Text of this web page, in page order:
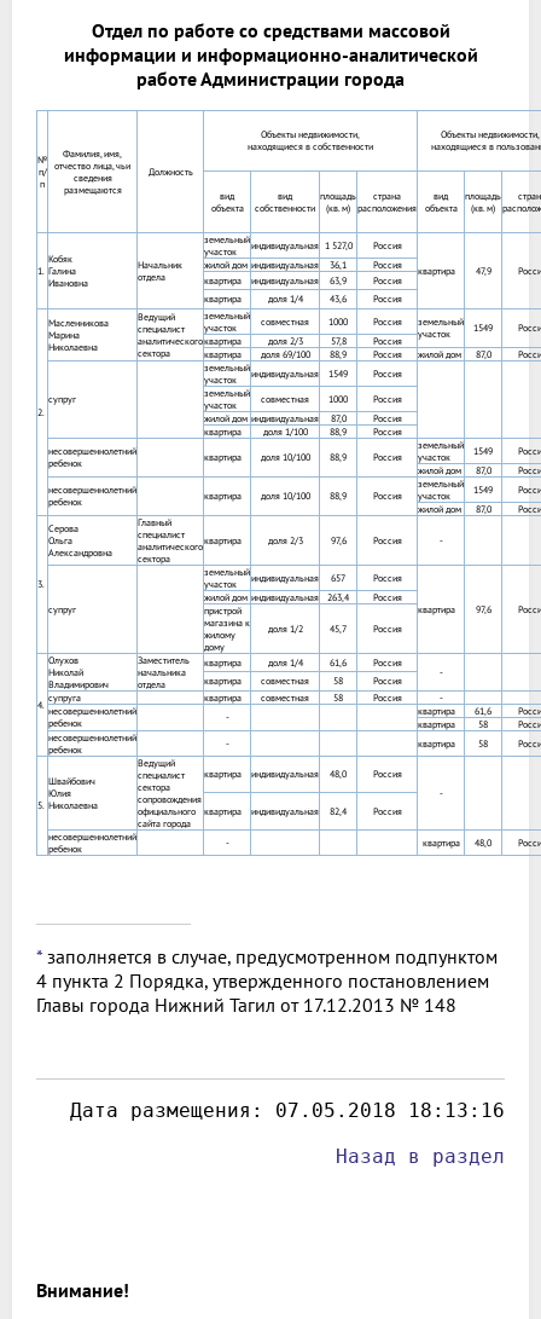
Отдел по работе со средствами массовой
информации и информационно-аналитической
работе Администрации города
№
п/
п
Фамилия, имя,
отчество лица, чьи
сведения
размещаются
Должность
Объекты недвижимости,
находящиеся в собственности
Объекты недвижимости,
находящиеся в
вид
объекта
вид
собственности
площадь
(кв. м)
страна
расположения
вид
объекта
площадь
(кв. м)
1.
Кобяк
Галина
Ивановна
Начальник
отдела
земельный
участок
индивидуальная 1 527,0 Россия
квартира 47,9
жилой дом индивидуальная 36,1
Россия
квартира
индивидуальная 63,9
Россия
квартира
доля 1/4 43,6 Россия
2.
Масленникова
Марина
Николаевна
Ведущий
специалист
аналитического
сектора
земельный
участок
совместная 1000 Россия
земельный
участок
1549
квартира
доля 2/3 57,8
Россия
квартира
доля 69/100 88,9 Россия жилой дом 87,0
супруг
земельный
участок
индивидуальная 1549
Россия
земельный
участок
совместная 1000
Россия
жилой дом индивидуальная 87,0
Россия
квартира
доля 1/100 88,9
Россия
несовершеннолетний
ребенок
квартира доля 10/100 88,9 Россия
земельный
участок
1549
жилой дом
87,0
несовершеннолетний
ребенок
квартира доля 10/100 88,9 Россия
земельный
участок
1549
жилой дом
87,0
3.
Серова
Ольга
Александровна
Главный
специалист
аналитического
сектора
квартира доля 2/3 97,6 Россия -
супруг
земельный
участок
индивидуальная 657 Россия
квартира 97,6
жилой дом индивидуальная 263,4
Россия
пристрой
магазина к
жилому
дому
доля 1/2 45,7 Россия
4.
Олухов
Николай
Владимирович
Заместитель
начальника
отдела
квартира доля 1/4 61,6
Россия
-
квартира совместная 58
Россия
супруга
квартира совместная 58 Россия
-
несовершеннолетний
ребенок
- квартира 61,6
квартира
58
несовершеннолетний
ребенок
- квартира 58
5.
Швайбович
Юлия
Николаевна
Ведущий
специалист
сектора
сопровождения
официального
сайта города
квартира индивидуальная 48,0
Россия
-
квартира
индивидуальная 82,4 Россия
несовершеннолетний
ребенок
- квартира 48,0
* заполняется в случае, предусмотренном подпунктом
4 пункта 2 Порядка, утвержденного постановлением
Главы города Нижний Тагил от 17.12.2013 № 148
Дата размещения: 07.05.2018 18:13:16
Назад в раздел
Внимание!